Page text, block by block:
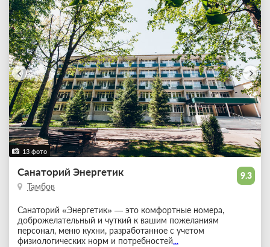
13 фото
9.3
Санаторий Энергетик
Тамбов
Санаторий «Энергетик» — это комфортные номера,
доброжелательный и чуткий к вашим пожеланиям
персонал, меню кухни, разработанное с учетом
физиологических норм и потребностей...